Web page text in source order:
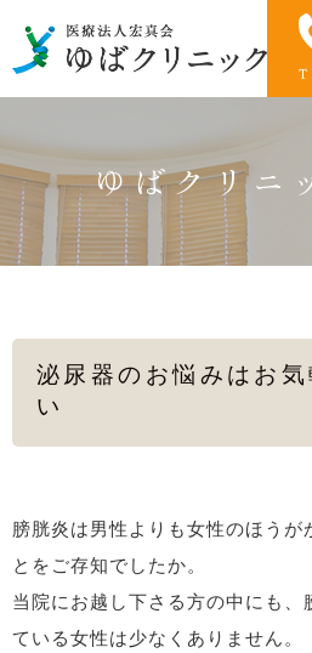
ゆばクリニ
泌尿器のお悩みはお
い
膀胱炎は男性よりも女性のほうが
とをご存知でしたか。
当院にお越し下さる方の中にも、
ている女性は少なくありません。